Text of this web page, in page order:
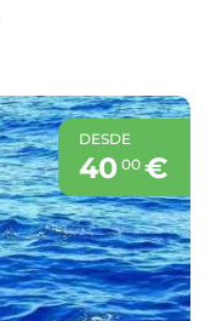
DESDE
40 00€